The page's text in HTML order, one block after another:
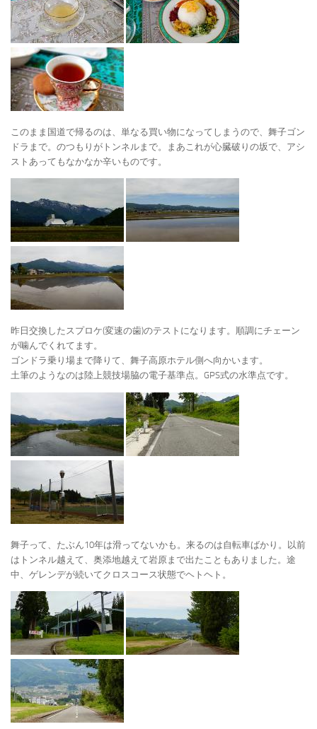
このまま国道で帰るのは、単なる買い物になってしまうので、舞子ゴン
ドラまで。のつもりがトンネルまで。まあこれが心臓破りの坂で、アシ
ストあってもなかなか辛いものです。
昨日交換したスプロケ(変速の歯)のテストになります。順調にチェーン
が噛んでくれてます。
ゴンドラ乗り場まで降りて、舞子高原ホテル側へ向かいます。
土筆のようなのは陸上競技場脇の電子基準点。GPS式の水準点です。
舞子って、たぶん10年は滑ってないかも。来るのは自転車ばかり。以前
はトンネル越えて、奥添地越えて岩原まで出たこともありました。途
中、ゲレンデが続いてクロスコース状態でヘトヘト。